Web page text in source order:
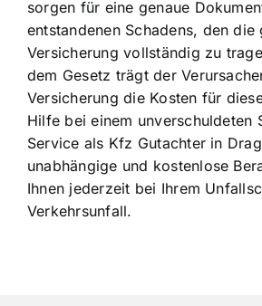
sorgen für eine genaue
entstandenen Schadens, den die
Versicherung vollständig zu
dem Gesetz trägt der
Versicherung die Kosten für
Hilfe bei einem unverschuldeten
Service als Kfz Gutachter in
unabhängige und kostenlose
Ihnen jederzeit bei Ihrem
Verkehrsunfall.